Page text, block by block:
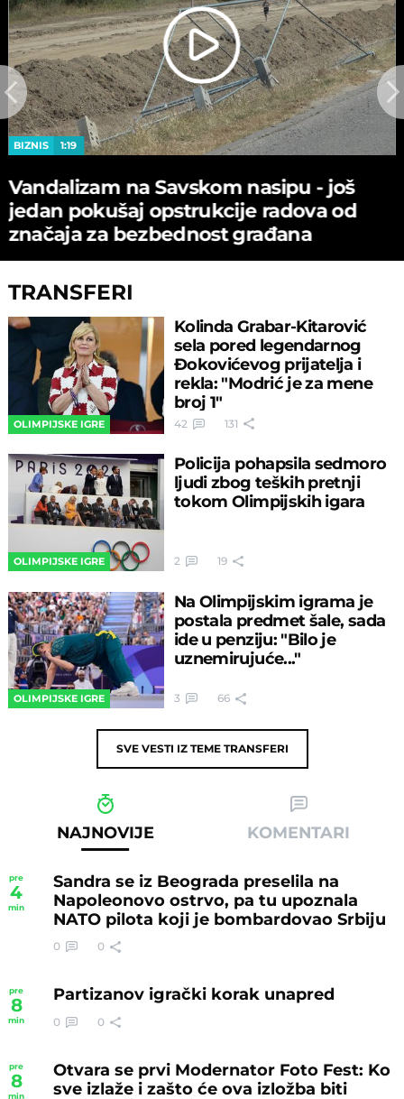
BIZNIS 1:19
Vandalizam na Savskom nasipu - јoš
јedan pokušaј opstrukciјe radova od
značaјa za bezbednost građana
TRANSFERI
OLIMPIJSKE IGRE
Kolinda Grabar-Kitarović
sela pored legendarnog
Đokovićevog prijatelja i
rekla: "Modrić je za mene
broj 1"
42 131
OLIMPIJSKE IGRE
Policija pohapsila sedmoro
ljudi zbog teških pretnji
tokom Olimpijskih igara
2 19
OLIMPIJSKE IGRE
Na Olimpijskim igrama je
postala predmet šale, sada
ide u penziju: "Bilo je
uznemirujuće..."
3 66
SVE VESTI IZ TEME TRANSFERI
NAJNOVIJE KOMENTARI
pre
4
min
Sandra se iz Beograda preselila na
Napoleonovo ostrvo, pa tu upoznala
NATO pilota koji je bombardovao Srbiju
0 0
pre
8
min
Partizanov igrački korak unapred
0 0
pre
8
min
Otvara se prvi Modernator Foto Fest: Ko
sve izlaže i zašto će ova izložba biti